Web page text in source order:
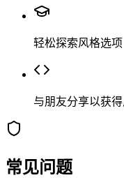
轻松探索风格选项
与朋友分享以获
常见问题